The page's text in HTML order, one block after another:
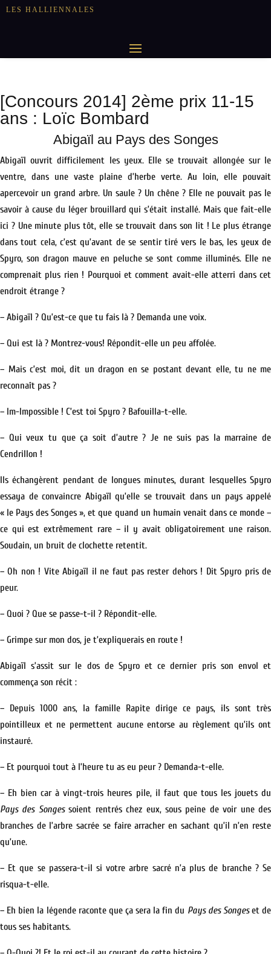
LES HALLIENNALES
[Concours 2014] 2ème prix 11-15
ans : Loïc Bombard
Abigaïl au Pays des Songes
Abigaïl ouvrit difficilement les yeux. Elle se trouvait allongée sur le
ventre, dans une vaste plaine d’herbe verte. Au loin, elle pouvait
apercevoir un grand arbre. Un saule ? Un chêne ? Elle ne pouvait pas le
savoir à cause du léger brouillard qui s’était installé. Mais que fait-elle
ici ? Une minute plus tôt, elle se trouvait dans son lit ! Le plus étrange
dans tout cela, c’est qu’avant de se sentir tiré vers le bas, les yeux de
Spyro, son dragon mauve en peluche se sont comme illuminés. Elle ne
comprenait plus rien ! Pourquoi et comment avait-elle atterri dans cet
endroit étrange ?
– Abigaïl ? Qu’est-ce que tu fais là ? Demanda une voix.
– Qui est là ? Montrez-vous! Répondit-elle un peu affolée.
– Mais c’est moi, dit un dragon en se postant devant elle, tu ne me
reconnaît pas ?
– Im-Impossible ! C’est toi Spyro ? Bafouilla-t-elle.
– Qui veux tu que ça soit d’autre ? Je ne suis pas la marraine de
Cendrillon !
Ils échangèrent pendant de longues minutes, durant lesquelles Spyro
essaya de convaincre Abigaïl qu’elle se trouvait dans un pays appelé
« le Pays des Songes », et que quand un humain venait dans ce monde –
ce qui est extrêmement rare – il y avait obligatoirement une raison.
Soudain, un bruit de clochette retentit.
– Oh non ! Vite Abigaïl il ne faut pas rester dehors ! Dit Spyro pris de
peur.
– Quoi ? Que se passe-t-il ? Répondit-elle.
– Grimpe sur mon dos, je t’expliquerais en route !
Abigaïl s’assit sur le dos de Spyro et ce dernier pris son envol et
commença son récit :
– Depuis 1000 ans, la famille Rapite dirige ce pays, ils sont très
pointilleux et ne permettent aucune entorse au règlement qu’ils ont
instauré.
– Et pourquoi tout à l’heure tu as eu peur ? Demanda-t-elle.
– Eh bien car à vingt-trois heures pile, il faut que tous les jouets du
Pays des Songessoient rentrés chez eux, sous peine de voir une des
branches de l’arbre sacrée se faire arracher en sachant qu’il n’en reste
qu’une.
– Et que se passera-t-il si votre arbre sacré n’a plus de branche ? Se
risqua-t-elle.
– Eh bien la légende raconte que ça sera la fin du Pays des Songeset de
tous ses habitants.